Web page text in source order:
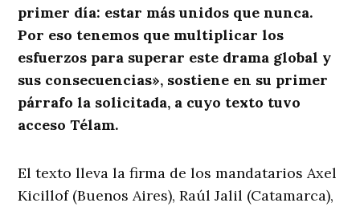
primer día: estar más unidos que nunca.
Por eso tenemos que multiplicar los
esfuerzos para superar este drama global y
sus consecuencias», sostiene en su primer
párrafo la solicitada, a cuyo texto tuvo
acceso Télam.
El texto lleva la firma de los mandatarios Axel
Kicillof (Buenos Aires), Raúl Jalil (Catamarca),